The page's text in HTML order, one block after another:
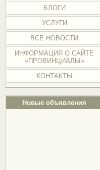
БЛОГИ
УСЛУГИ
ВСЕ НОВОСТИ
ИНФОРМАЦИЯ О САЙТЕ
«ПРОВИНЦИАЛЫ»
КОНТАКТЫ
Новые объявления